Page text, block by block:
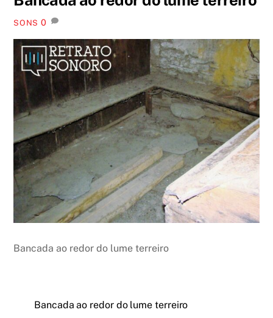
SONS 0
Bancada ao redor do lume terreiro
Bancada ao redor do lume terreiro